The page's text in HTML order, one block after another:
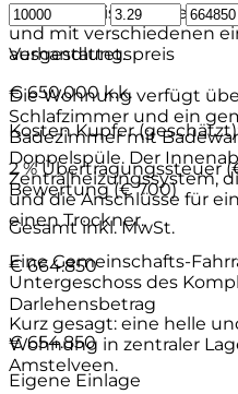
Die Küche ist in einer
und mit verschiedenen
ausgestattet.
Die Wohnung verfügt
Schlafzimmer und ein
Badezimmer mit
Doppelspüle. Der
Zentralheizungssystem,
und die Anschlüsse für
einen Trockner.
Eine Gemeinschafts-
Untergeschoss des
Kurz gesagt: eine helle
Wohnung in zentraler
Amstelveen.
Verhandlungspreis
€ 650.000 k.k.
Kosten Kupfer
2 % Übertragungssteuer
Bewertung (€ 700)
Gesamt inkl. MwSt.
€ 664.850
Darlehensbetrag
€ 654.850
Eigene Einlage